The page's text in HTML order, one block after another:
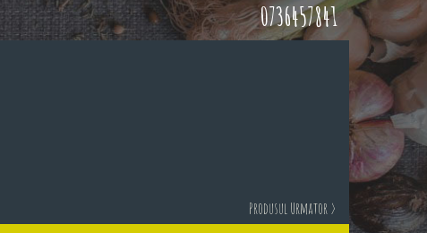
0736457841
Produsul Urmator >